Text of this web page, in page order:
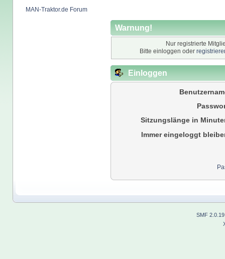
MAN-Traktor.de Forum
Warnung!
Nur registrierte
Bitte einloggen oder
Einloggen
Sitzungslänge in
Immer eingeloggt
SMF 2.0.19